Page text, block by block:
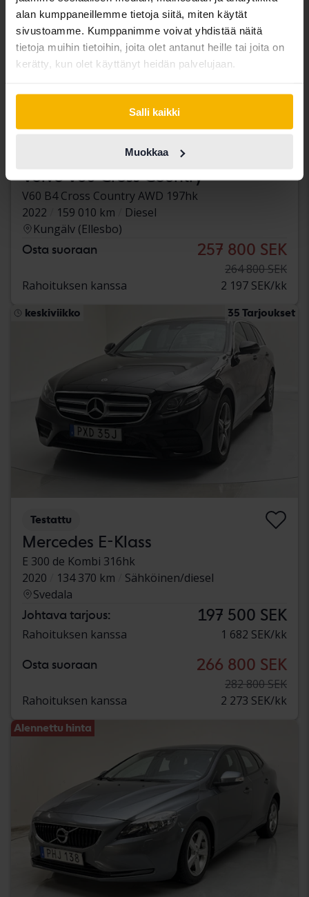
alan kumppaneillemme tietoja siitä, miten käytät
sivustoamme. Kumppanimme voivat yhdistää näitä
tietoja muihin tietoihin, joita olet antanut heille tai joita on
kerätty, kun olet käyttänyt heidän palvelujaan.
Salli kaikki
Muokkaa
Volvo V60 Cross Country
V60 B4 Cross Country AWD 197hk
2022
159 010 km
Diesel
Kungälv (Ellesbo)
Osta suoraan 257 800 SEK
264 800 SEK
Rahoituksen kanssa
2 197 SEK/kk
keskiviikko 35 Tarjoukset
Testattu
Mercedes E-Klass
E 300 de Kombi 316hk
2020
134 370 km
Sähköinen/diesel
Svedala
Johtava tarjous: 197 500 SEK
Rahoituksen kanssa 1 682 SEK/kk
Osta suoraan 266 800 SEK
282 800 SEK
Rahoituksen kanssa
2 273 SEK/kk
Alennettu hinta